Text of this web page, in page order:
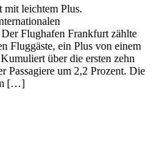
mit leichtem Plus.
Flughafen Frankfurt zählte
Fluggäste, ein Plus von einem
über die ersten zehn
Passagiere um 2,2 Prozent. Die
[…]